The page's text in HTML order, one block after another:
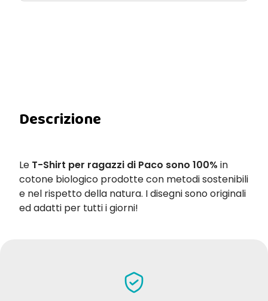
Descrizione
Le T-Shirt per ragazzi di Paco sono 100% in
cotone biologico prodotte con metodi sostenibili
e nel rispetto della natura. I disegni sono originali
ed adatti per tutti i giorni!